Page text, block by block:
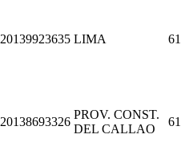
20139923635 LIMA
20138693326
PROV. CONST.
DEL CALLAO